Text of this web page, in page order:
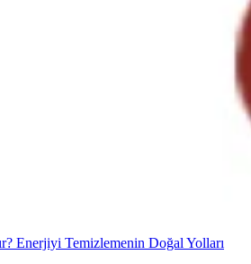
Enerjiyi Temizlemenin Doğal Yolları